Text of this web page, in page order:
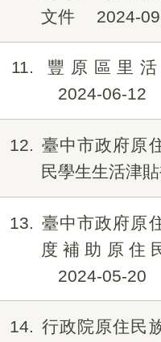
文件
2024-
11
豐原區里
2024-06-12
12
臺中市政府原
民學生生活津
13
臺中市政府原
度補助原住
2024-05-20
14
行政院原住民